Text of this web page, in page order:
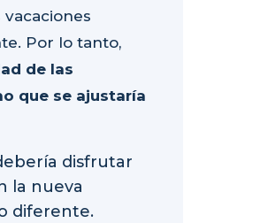
Por lo tanto,
de las
que se ajustaría
disfrutar
la nueva
diferente.